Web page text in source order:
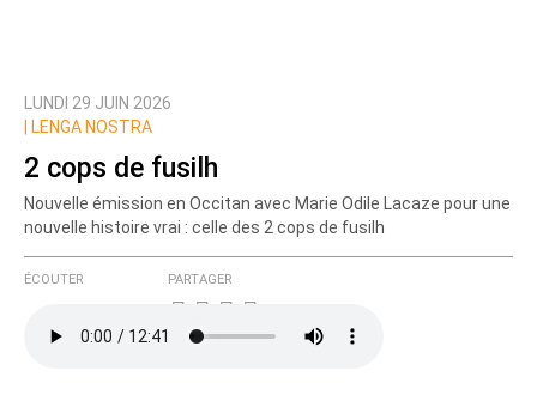
LUNDI 29 JUIN 2026
LENGA NOSTRA
2 cops de fusilh
Nouvelle émission en Occitan avec Marie Odile Lacaze pour une
nouvelle histoire vrai : celle des 2 cops de fusilh
ÉCOUTER PARTAGER